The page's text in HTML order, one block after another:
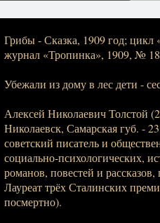
Грибы - Сказка, 1909 год; цикл
журнал «Тропинка», 1909, №
Убежали из дому в лес дети -
Алексей Николаевич Толстой
Николаевск, Самарская губ. -
советский писатель и
социально-психологических,
романов, повестей и
Лауреат трёх Сталинских
посмертно).